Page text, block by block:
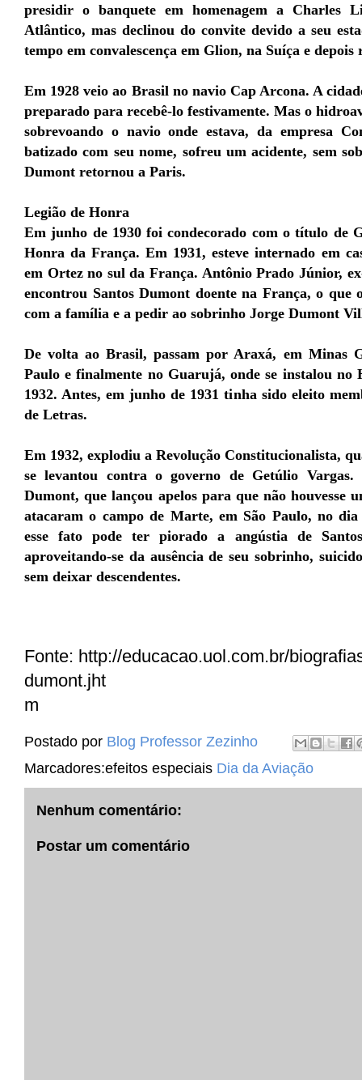
presidir o banquete em homenagem a Charles
Atlântico, mas declinou do convite devido a seu
tempo em convalescença em Glion, na Suíça e
Em 1928 veio ao Brasil no navio Cap Arcona. A
preparado para recebê-lo festivamente. Mas o
sobrevoando o navio onde estava, da empresa
batizado com seu nome, sofreu um acidente, sem
Dumont retornou a Paris.
Legião de Honra
Em junho de 1930 foi condecorado com o título de
Honra da França. Em 1931, esteve internado em
em Ortez no sul da França. Antônio Prado Júnior,
encontrou Santos Dumont doente na França, o que
com a família e a pedir ao sobrinho Jorge Dumont
De volta ao Brasil, passam por Araxá, em Minas
Paulo e finalmente no Guarujá, onde se instalou no
1932. Antes, em junho de 1931 tinha sido eleito
de Letras.
Em 1932, explodiu a Revolução Constitucionalista,
se levantou contra o governo de Getúlio Vargas.
Dumont, que lançou apelos para que não houvesse
atacaram o campo de Marte, em São Paulo, no
esse fato pode ter piorado a angústia de
aproveitando-se da ausência de seu sobrinho,
sem deixar descendentes.
Fonte: http://educacao.uol.com.br/
dumont.jht
m
Postado por Blog Professor Zezinho
Marcadores:efeitos especiais Dia da Aviação
Nenhum comentário:
Postar um comentário